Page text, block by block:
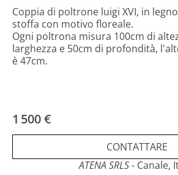
Coppia di poltrone luigi XVI, in
stoffa con motivo floreale.
Ogni poltrona misura 100cm di
larghezza e 50cm di profondità,
è 47cm.
1 500 €
CONTATTARE
ATENA SRLS- Canale,